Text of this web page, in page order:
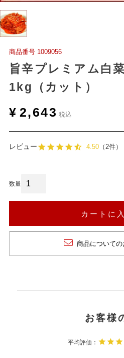
商品番号 1009056
旨辛プレミアム白
1kg（カット）
¥ 2,643 税込
レビュー 4.50（2件）
カートに
商品について